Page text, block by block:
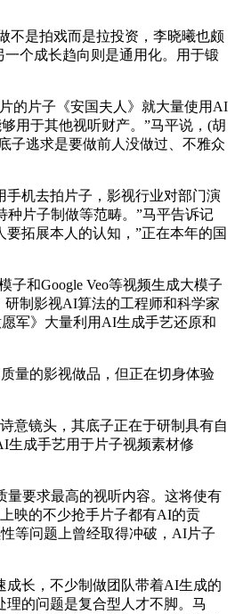
是拍戏而是拉投资，李晓曦也颇
个成长趋向则是通用化。用于锻
的片子《安国夫人》就大量使用AI
用于其他视听财产。”马平说，(胡
子逃求是要做前人没做过、不雅众
机去拍片子，影视行业对部门演
片子制做等范畴。”马平告诉记
拓展本人的认知，”正在本年的国
和Google Veo等视频生成大模子
研制影视AI算法的工程师和科学家
军》大量利用AI生成手艺还原和
量的影视做品，但正在切身体验
意镜头，其底子正在于研制具有自
生成手艺用于片子视频素材修
要求最高的视听内容。这将使有
映的不少抢手片子都有AI的贡
等问题上曾经取得冲破，AI片子
长，不少制做团队带着AI生成的
的问题是复合型人才不脚。马